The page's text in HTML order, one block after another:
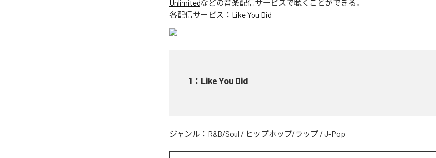
Unlimitedなどの音楽配信サービスで聴くことができる。
各配信サービス： Like You Did
1 ： Like You Did
ジャンル： R&B/Soul / ヒップホップ/ラップ / J-Pop